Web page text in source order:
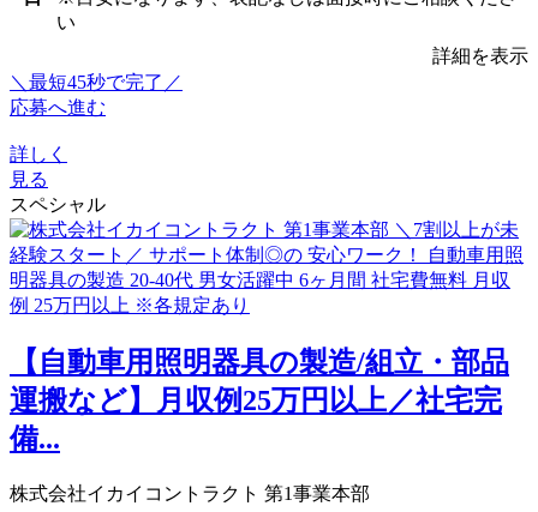
い
詳細を表示
＼最短45秒で完了／
応募へ進む
詳しく
見る
スペシャル
【自動車用照明器具の製造/組立・部品
運搬など】月収例25万円以上／社宅完
備...
株式会社イカイコントラクト 第1事業本部